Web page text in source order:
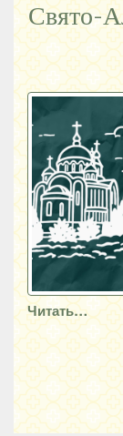
Свято-
Читать…